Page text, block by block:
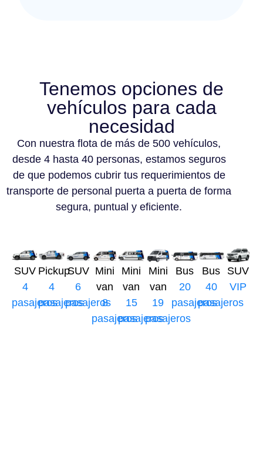
Tenemos opciones de
vehículos para cada
necesidad
Con nuestra flota de más de 500 vehículos,
desde 4 hasta 40 personas, estamos seguros
de que podemos cubrir tus requerimientos de
transporte de personal puerta a puerta de forma
segura, puntual y eficiente.
SUV
4
pasajeros
Pickup
4
pasajeros
SUV
6
pasajeros
Mini
van
8
pasajeros
Mini
van
15
pasajeros
Mini
van
19
pasajeros
Bus
20
pasajeros
Bus
40
pasajeros
SUV
VIP